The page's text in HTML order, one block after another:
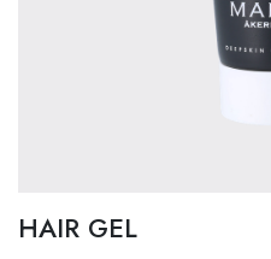
HAIR GEL